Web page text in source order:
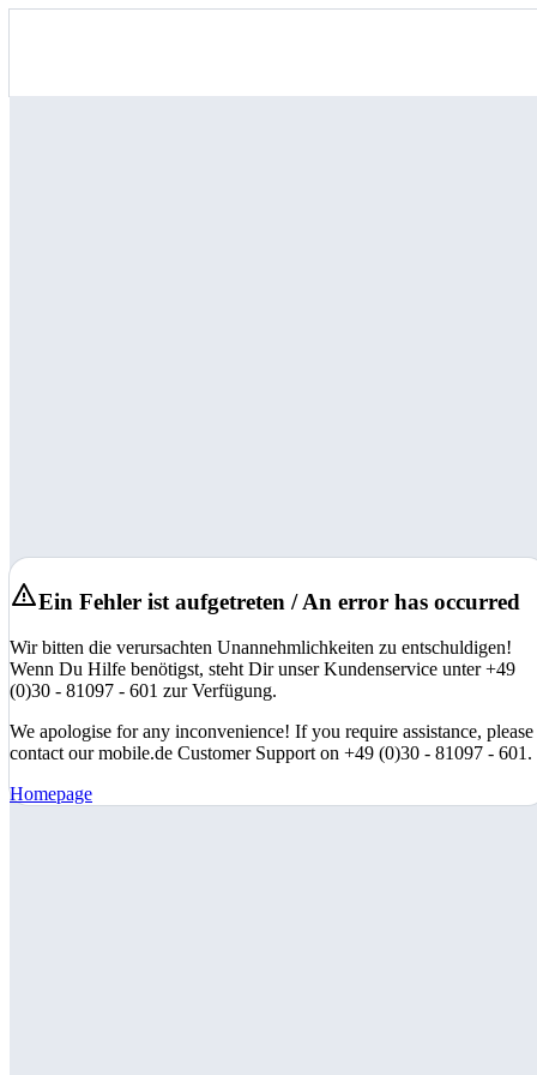
Ein Fehler ist aufgetreten / An error has occurred
Wir bitten die verursachten Unannehmlichkeiten zu entschuldigen!
Wenn Du Hilfe benötigst, steht Dir unser Kundenservice unter +49
(0)30 - 81097 - 601 zur Verfügung.
We apologise for any inconvenience! If you require assistance, please
contact our mobile.de Customer Support on +49 (0)30 - 81097 - 601.
Homepage